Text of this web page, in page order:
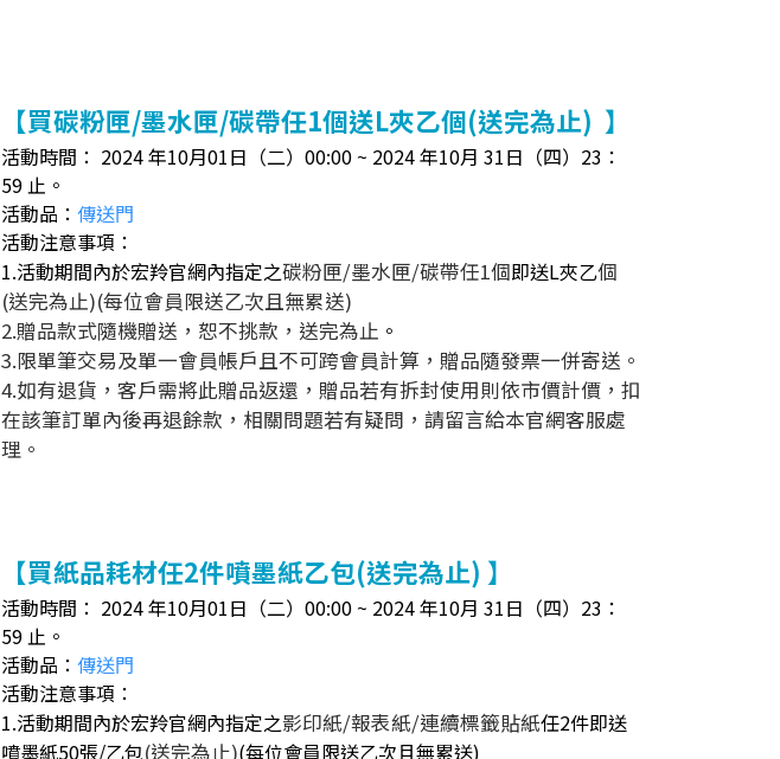
【買碳粉匣/墨水匣/碳帶任1個送L夾乙個(送完為止) 】
活動時間： 2024 年10月01日（二）00:00 ~ 2024 年10月 31日（四）23：
59 止。
活動品： 傳送門
活動注意事項：
1.活動期間內於宏羚官網內指定之碳粉匣/墨水匣/碳帶任1個即送L夾乙個
(送完為止)(每位會員限送乙次且無累送)
2.贈品款式隨機贈送，恕不挑款，送完為止 。
3.限單筆交易及單一會員帳戶且不可跨會員計算，贈品隨發票一併寄送。
4.如有退貨，客戶需將此贈品返還，贈品若有拆封使用則依市價計價，扣
在該筆訂單內後再退餘款，相關問題若有疑問，請留言給本官網客服處
理。
【買紙品耗材任2件噴墨紙乙包(送完為止) 】
活動時間： 2024 年10月01日（二）00:00 ~ 2024 年10月 31日（四）23：
59 止。
活動品： 傳送門
活動注意事項：
1.活動期間內於宏羚官網內指定之影印紙/報表紙/連續標籤貼紙任2件即送
噴墨紙50張/乙包(送完為止)(每位會員限送乙次且無累送)